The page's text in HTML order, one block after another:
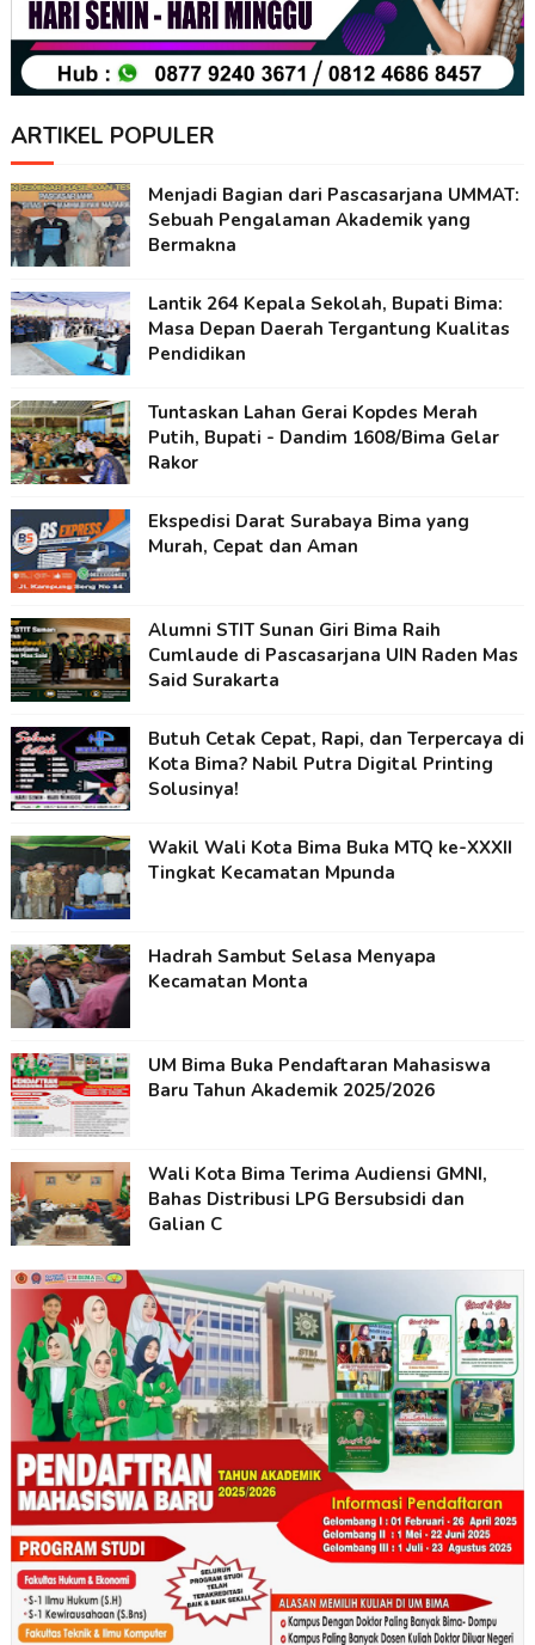
ARTIKEL POPULER
Menjadi Bagian dari Pascasarjana UMMAT:
Sebuah Pengalaman Akademik yang
Bermakna
Lantik 264 Kepala Sekolah, Bupati Bima:
Masa Depan Daerah Tergantung Kualitas
Pendidikan
Tuntaskan Lahan Gerai Kopdes Merah
Putih, Bupati - Dandim 1608/Bima Gelar
Rakor
Ekspedisi Darat Surabaya Bima yang
Murah, Cepat dan Aman
Alumni STIT Sunan Giri Bima Raih
Cumlaude di Pascasarjana UIN Raden Mas
Said Surakarta
Butuh Cetak Cepat, Rapi, dan Terpercaya di
Kota Bima? Nabil Putra Digital Printing
Solusinya!
Wakil Wali Kota Bima Buka MTQ ke-XXXII
Tingkat Kecamatan Mpunda
Hadrah Sambut Selasa Menyapa
Kecamatan Monta
UM Bima Buka Pendaftaran Mahasiswa
Baru Tahun Akademik 2025/2026
Wali Kota Bima Terima Audiensi GMNI,
Bahas Distribusi LPG Bersubsidi dan
Galian C